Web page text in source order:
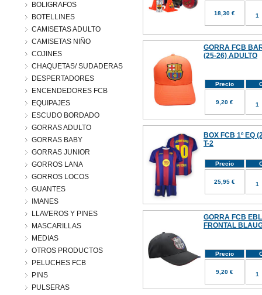
BOLIGRAFOS
BOTELLINES
CAMISETAS ADULTO
CAMISETAS NIÑO
COJINES
CHAQUETAS/ SUDADERAS
DESPERTADORES
ENCENDEDORES FCB
EQUIPAJES
ESCUDO BORDADO
GORRAS ADULTO
GORRAS BABY
GORRAS JUNIOR
GORROS LANA
GORROS LOCOS
GUANTES
IMANES
LLAVEROS Y PINES
MASCARILLAS
MEDIAS
OTROS PRODUCTOS
PELUCHES FCB
PINS
PULSERAS
18,30 €
GORRA FCB
(25-26) ADULTO
Precio
9,20 €
BOX FCB 1º EQ
T-2
Precio
25,95 €
GORRA FCB
FRONTAL
Precio
9,20 €